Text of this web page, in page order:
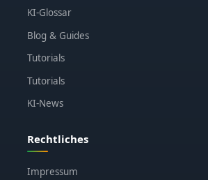
KI-Glossar
Blog & Guides
Tutorials
Tutorials
KI-News
Rechtliches
Impressum